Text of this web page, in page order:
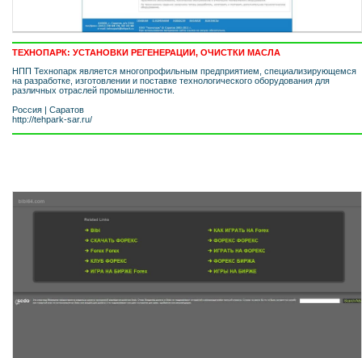
ТЕХНОПАРК: УСТАНОВКИ РЕГЕНЕРАЦИИ, ОЧИСТКИ МАСЛА
НПП Технопарк является многопрофильным предприятием, специализирующемся
на разработке, изготовлении и поставке технологического оборудования для
различных отраслей промышленности.
Россия | Саратов
http://tehpark-sar.ru/